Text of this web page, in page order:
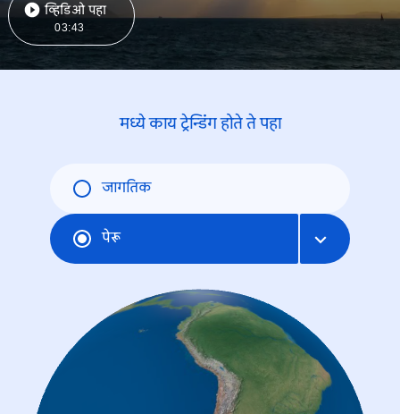
व्हिडिओ पहा
03:43
मध्ये काय ट्रेन्डिंंग होते ते पहा
जागतिक
पेरू